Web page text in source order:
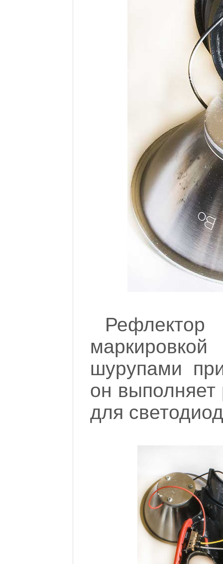
шурупами
он выполняет
для